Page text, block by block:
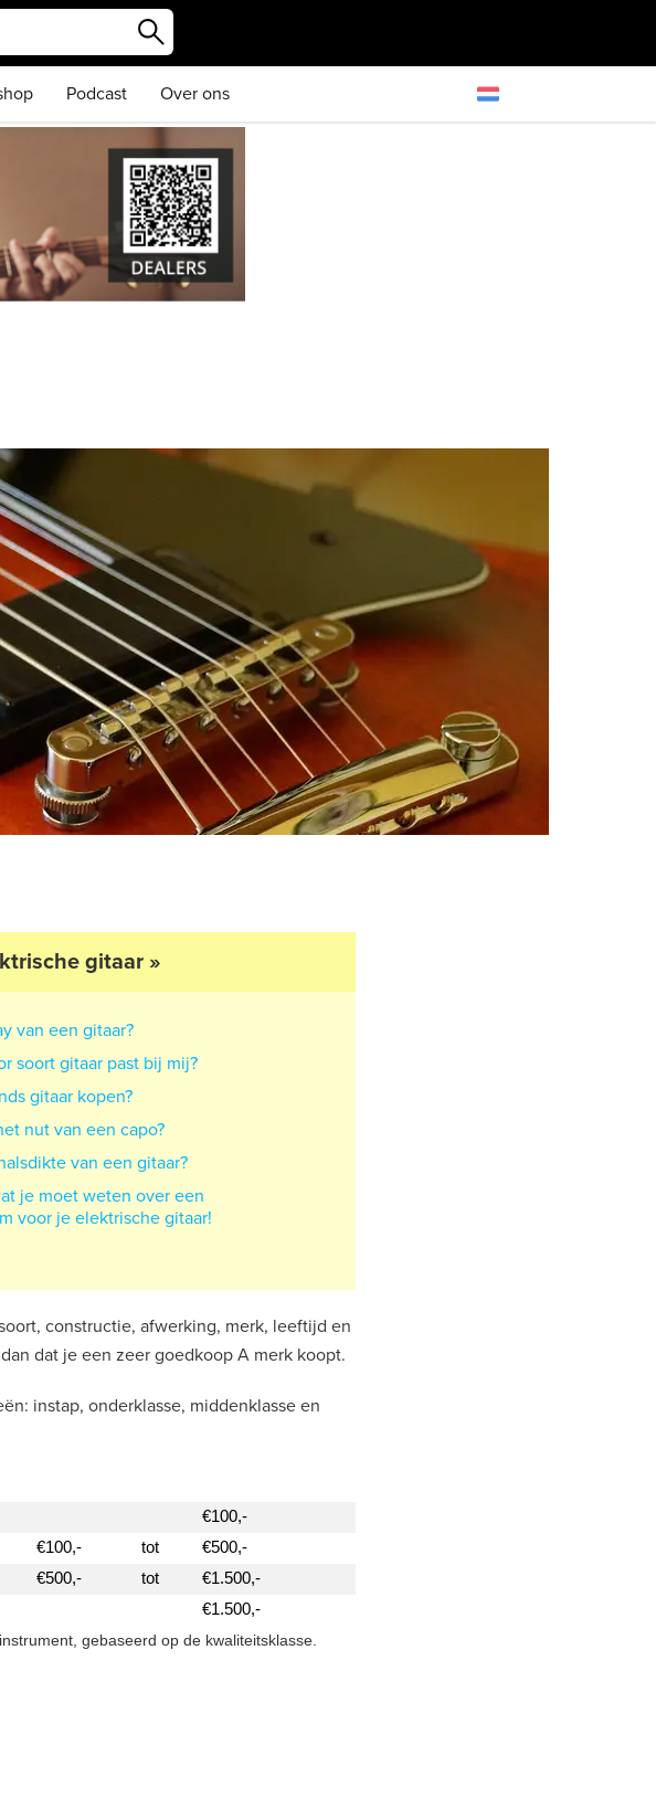
Podcast Over ons
gitaar »
van een gitaar?
soort gitaar past bij mij?
gitaar kopen?
nut van een capo?
van een gitaar?
je moet weten over een
voor je elektrische gitaar!
constructie, afwerking, merk, leeftijd en
dat je een zeer goedkoop A merk koopt.
instap, onderklasse, middenklasse en
€100,-
€100,- tot
€500,-
€500,- tot
€1.500,-
€1.500,-
gebaseerd op de kwaliteitsklasse.